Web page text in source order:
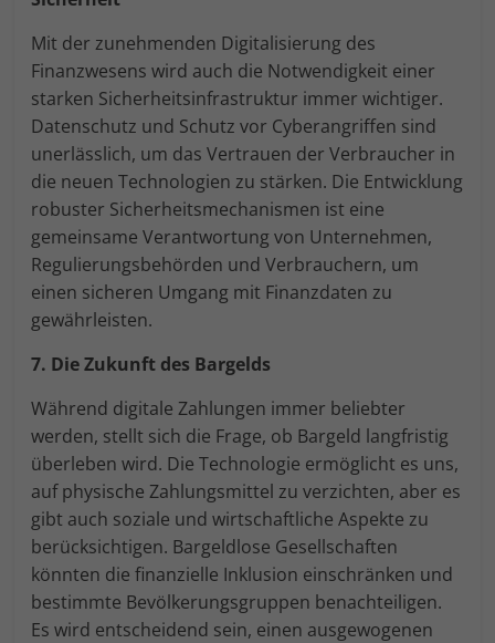
Mit der zunehmenden Digitalisierung des
Finanzwesens wird auch die Notwendigkeit einer
starken Sicherheitsinfrastruktur immer wichtiger.
Datenschutz und Schutz vor Cyberangriffen sind
unerlässlich, um das Vertrauen der Verbraucher in
die neuen Technologien zu stärken. Die Entwicklung
robuster Sicherheitsmechanismen ist eine
gemeinsame Verantwortung von Unternehmen,
Regulierungsbehörden und Verbrauchern, um
einen sicheren Umgang mit Finanzdaten zu
gewährleisten.
7. Die Zukunft des Bargelds
Während digitale Zahlungen immer beliebter
werden, stellt sich die Frage, ob Bargeld langfristig
überleben wird. Die Technologie ermöglicht es uns,
auf physische Zahlungsmittel zu verzichten, aber es
gibt auch soziale und wirtschaftliche Aspekte zu
berücksichtigen. Bargeldlose Gesellschaften
könnten die finanzielle Inklusion einschränken und
bestimmte Bevölkerungsgruppen benachteiligen.
Es wird entscheidend sein, einen ausgewogenen